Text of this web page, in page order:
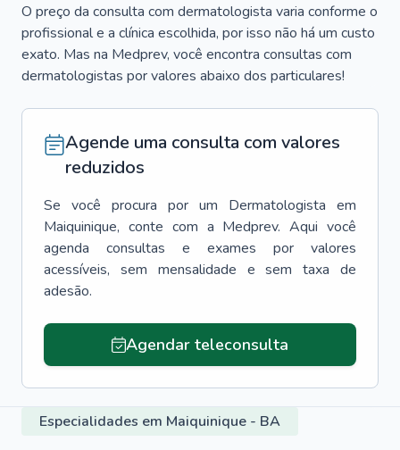
O preço da consulta com dermatologista varia conforme o
profissional e a clínica escolhida, por isso não há um custo
exato. Mas na Medprev, você encontra consultas com
dermatologistas por valores abaixo dos particulares!
Agende uma consulta com valores
reduzidos
Se você procura por um Dermatologista em
Maiquinique, conte com a Medprev. Aqui você
agenda consultas e exames por valores
acessíveis, sem mensalidade e sem taxa de
adesão.
Agendar teleconsulta
Especialidades em Maiquinique - BA